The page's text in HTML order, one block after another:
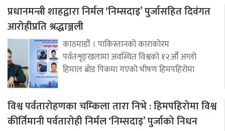
प्रधानमन्त्री शाहद्वारा निर्मल ‘निम्सदाइ’ पुर्जासहित दिवंगत
आरोहीप्रति श्रद्धाञ्जली
काठमाडौं । पाकिस्तानको काराकोरम
पर्वतशृङ्खलामा अवस्थित विश्वको १२औँ अग्लो
हिमाल ब्रोड पिकमा गएको भीषण हिमपहिरोमा
विश्व पर्वतारोहणका चम्किला तारा निभे : हिमपहिरोमा विश्व
कीर्तिमानी पर्वतारोही निर्मल ‘निम्सदाइ’ पुर्जाको निधन